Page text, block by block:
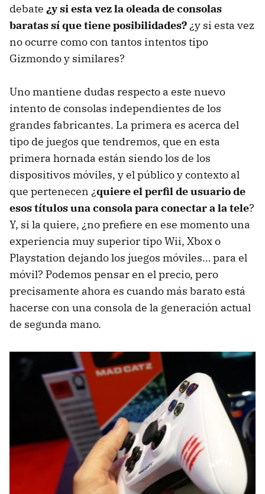
debate ¿y si esta vez la oleada de consolas
baratas sí que tiene posibilidades?¿y si esta vez
no ocurre como con tantos intentos tipo
Gizmondo y similares?
Uno mantiene dudas respecto a este nuevo
intento de consolas independientes de los
grandes fabricantes. La primera es acerca del
tipo de juegos que tendremos, que en esta
primera hornada están siendo los de los
dispositivos móviles, y el público y contexto al
que pertenecen ¿quiere el perfil de usuario de
esos títulos una consola para conectar a la tele?
Y, si la quiere, ¿no prefiere en ese momento una
experiencia muy superior tipo Wii, Xbox o
Playstation dejando los juegos móviles… para el
móvil? Podemos pensar en el precio, pero
precisamente ahora es cuando más barato está
hacerse con una consola de la generación actual
de segunda mano.